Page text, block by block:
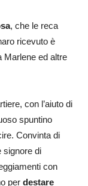
, che le reca
ricevuto è
Marlene ed altre
con l’aiuto di
spuntino
Convinta di
signore di
con
per destare